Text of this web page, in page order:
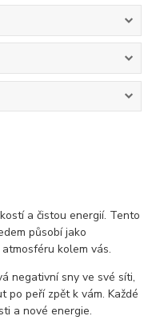
a čistou energií. Tento
působí jako
kolem vás.
negativní sny ve své síti,
po peří zpět k vám. Každé
a nové energie.